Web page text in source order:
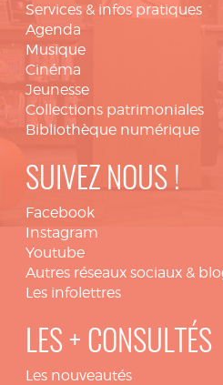
Services & infos pratiques
Agenda
Musique
Cinéma
Jeunesse
Collections patrimoniales
Bibliothèque numérique
SUIVEZ NOUS !
Facebook
Instagram
Youtube
Autres réseaux sociaux &
Les infolettres
LES + CONSULTÉS
Les nouveautés